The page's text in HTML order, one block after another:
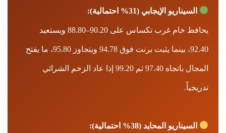
السيناريو الإيجابي (31% احتمالية):
يحافظ خام غرب تكساس على 90.20–88.80 ويستعيد
92.40، بينما يثبت برنت فوق 94.78 ويتجاوز 95.80، ما يفتح
المجال باتجاه 97.40 ثم 99.20 إذا عاد الزخم الشرائي
تدريجياً.
السيناريو المحايد (38% احتمالية):